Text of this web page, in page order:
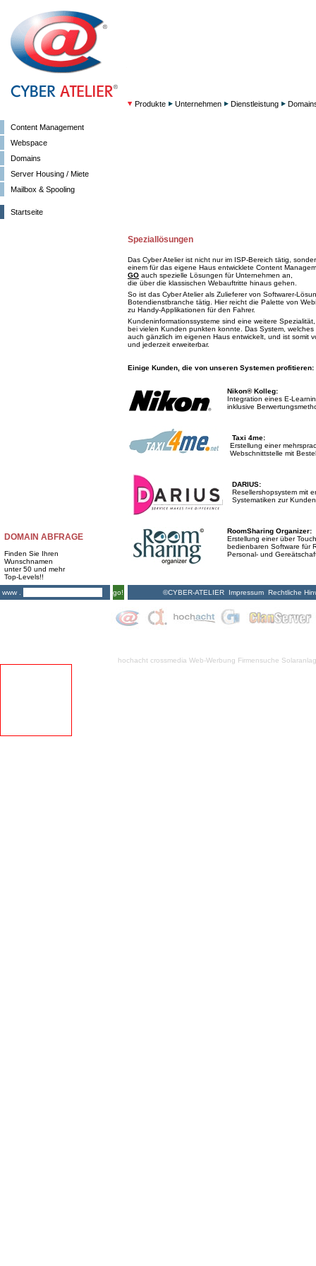
Content Management
Webspace
Domains
Server Housing / Miete
Mailbox & Spooling
Startseite
DOMAIN ABFRAGE
Finden Sie Ihren
Wunschnamen
unter 50 und mehr
Top-Levels!!
www .
go!
Produkte Unternehmen Dienstleistung
Speziallösungen
Das Cyber Atelier ist nicht nur im ISP-Bereich tätig,
einem für das eigene Haus entwicklete Content
GO auch spezielle Lösungen für Unternehmen an,
die über die klassischen Webauftritte hinaus gehen.
So ist das Cyber Atelier als Zulieferer von Softwarer-
Botendienstbranche tätig. Hier reicht die Palette von
zu Handy-Applikationen für den Fahrer.
Kundeninformationssysteme sind eine weitere
bei vielen Kunden punkten konnte. Das System, welches
auch gänzlich im eigenen Haus entwickelt, und ist somit
und jederzeit erweiterbar.
Einige Kunden, die von unseren Systemen profitieren:
Nikon® Kolleg:
Integration eines E-
inklusive
Taxi 4me:
Erstellung einer
Webschnittstelle mit
DARIUS:
Resellershopsystem mit
Systematiken zur
RoomSharing Organizer:
Erstellung einer über
bedienbaren Software für
Personal- und
©CYBER-ATELIER Impressum Rechtliche
hochacht crossmedia Web-Werbung Firmensuche